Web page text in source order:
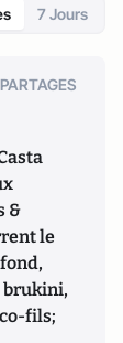
7 Jours
&
le
brukini,
fils;